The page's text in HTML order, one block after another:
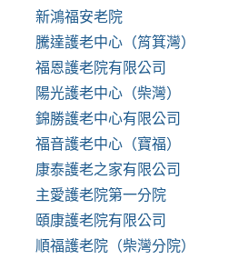
新鴻福安老院
騰達護老中心（筲箕灣）
福恩護老院有限公司
陽光護老中心（柴灣）
錦勝護老中心有限公司
福音護老中心（寶福）
康泰護老之家有限公司
主愛護老院第一分院
頤康護老院有限公司
順福護老院（柴灣分院）